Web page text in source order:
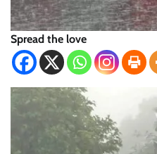
Spread the love